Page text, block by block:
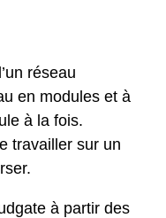
réseau
en modules et à
à la fois.
travailler sur un
à partir des